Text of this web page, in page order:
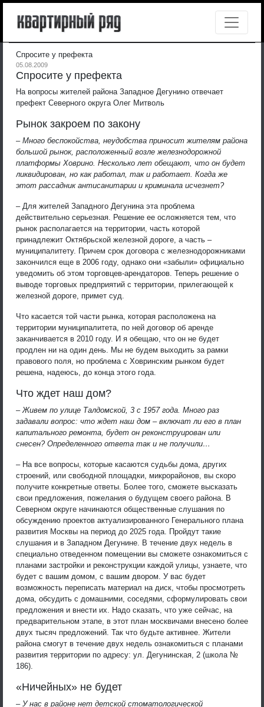
Спросите у префекта
05.08.2009
Спросите у префекта
На вопросы жителей района Западное Дегунино отвечает
префект Северного округа Олег Митволь
Рынок закроем по закону
– Много беспокойства, неудобства приносит жителям района
большой рынок, расположенный возле железнодорожной
платформы Ховрино. Несколько лет обещают, что он будет
ликвидирован, но как работал, так и работает. Когда же
этот рассадник антисанитарии и криминала исчезнет?
– Для жителей Западного Дегунина эта проблема
действительно серьезная. Решение ее осложняется тем, что
рынок располагается на территории, часть которой
принадлежит Октябрьской железной дороге, а часть –
муниципалитету. Причем срок договора с железнодорожниками
закончился еще в 2006 году, однако они «забыли» официально
уведомить об этом торговцев-арендаторов. Теперь решение о
выводе торговых предприятий с территории, прилегающей к
железной дороге, примет суд.
Что касается той части рынка, которая расположена на
территории муниципалитета, по ней договор об аренде
заканчивается в 2010 году. И я обещаю, что он не будет
продлен ни на один день. Мы не будем выходить за рамки
правового поля, но проблема с Ховринским рынком будет
решена, надеюсь, до конца этого года.
Что ждет наш дом?
– Живем по улице Талдомской, 3 с 1957 года. Много раз
задавали вопрос: что ждет наш дом – включат ли его в план
капитального ремонта, будет он реконструирован или
снесен? Определенного ответа так и не получили…
– На все вопросы, которые касаются судьбы дома, других
строений, или свободной площадки, микрорайонов, вы скоро
получите конкретные ответы. Более того, сможете высказать
свои предложения, пожелания о будущем своего района. В
Северном округе начинаются общественные слушания по
обсуждению проектов актуализированного Генерального плана
развития Москвы на период до 2025 года. Пройдут такие
слушания и в Западном Дегунине. В течение двух недель в
специально отведенном помещении вы сможете ознакомиться с
планами застройки и реконструкции каждой улицы, узнаете, что
будет с вашим домом, с вашим двором. У вас будет
возможность переписать материал на диск, чтобы просмотреть
дома, обсудить с домашними, соседями, сформулировать свои
предложения и внести их. Надо сказать, что уже сейчас, на
предварительном этапе, в этот план москвичами внесено более
двух тысяч предложений. Так что будьте активнее. Жители
района смогут в течение двух недель ознакомиться с планами
развития территории по адресу: ул. Дегунинская, 2 (школа №
186).
«Ничейных» не будет
– У нас в районе нет детской стоматологической